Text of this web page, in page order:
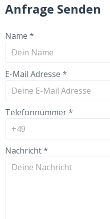
Anfrage Senden
Name *
E-Mail Adresse *
Telefonnummer*
Nachricht*